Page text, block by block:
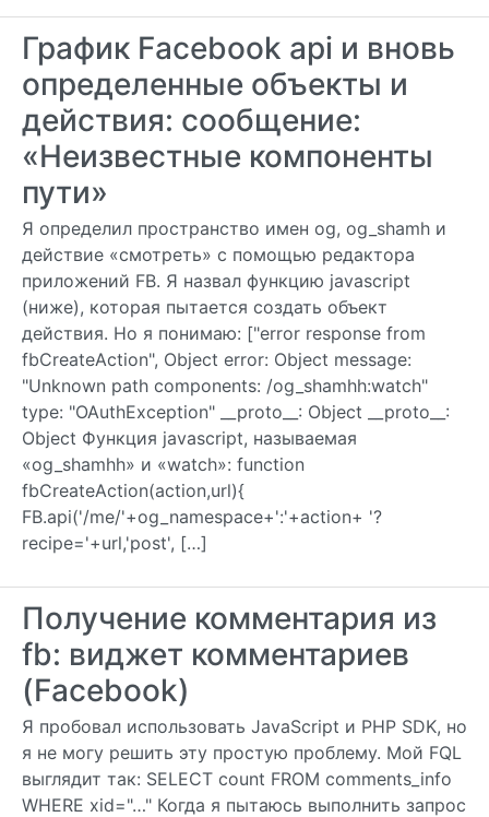
График Facebook api и вновь
определенные объекты и
действия: сообщение:
«Неизвестные компоненты
пути»
Я определил пространство имен og, og_shamh и
действие «смотреть» с помощью редактора
приложений FB. Я назвал функцию javascript
(ниже), которая пытается создать объект
действия. Но я понимаю: ["error response from
fbCreateAction", Object error: Object message:
"Unknown path components: /og_shamhh:watch"
type: "OAuthException" __proto__: Object __proto__:
Object Функция javascript, называемая
«og_shamhh» и «watch»: function
fbCreateAction(action,url){
FB.api('/me/'+og_namespace+':'+action+ '?
recipe='+url,'post', […]
Получение комментария из
fb: виджет комментариев
(Facebook)
Я пробовал использовать JavaScript и PHP SDK, но
я не могу решить эту простую проблему. Мой FQL
выглядит так: SELECT count FROM comments_info
WHERE xid="…" Когда я пытаюсь выполнить запрос